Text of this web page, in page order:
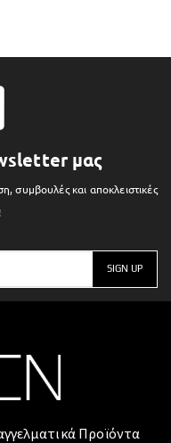
μας
συμβουλές και αποκλειστικές
Προϊόντα